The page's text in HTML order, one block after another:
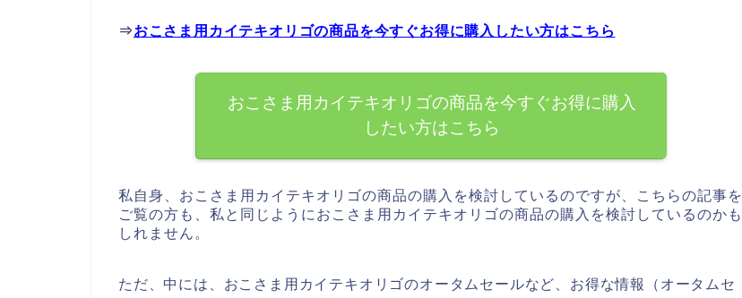
⇒おこさま用カイテキオリゴの商品を今すぐお得に購入したい方はこちら
おこさま用カイテキオリゴの商品を今すぐお得に購入
したい方はこちら
私自身、おこさま用カイテキオリゴの商品の購入を検討しているのですが、こちらの記事を
ご覧の方も、私と同じようにおこさま用カイテキオリゴの商品の購入を検討しているのかも
しれません。
ただ、中には、おこさま用カイテキオリゴのオータムセールなど、お得な情報（オータムセ